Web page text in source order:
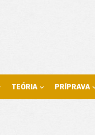
TEÓRIA PRÍPRAVA